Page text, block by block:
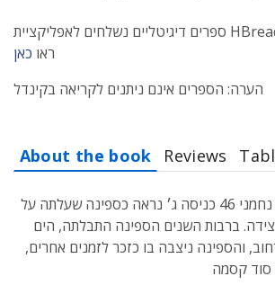
ספרים דיגיטליים נשלחים לאפליקציית HBreader לפרטים נוספים
ראו כאן
הערה: הספרים אינם ניתנים לקריאה בקינדל
About the book Reviews
הבניין שניצב ברחוב נחמני 46 כניסה ג׳ נראה כספינה שעלתה על
ברבות השנים הספינה התבלתה, הים
והספינה ניצבה בו כזכר לזמנים אחרים,